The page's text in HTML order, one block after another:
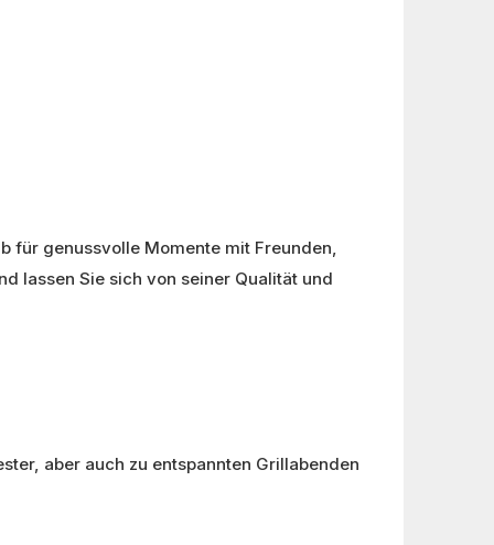
für genussvolle Momente mit Freunden,
lassen Sie sich von seiner Qualität und
aber auch zu entspannten Grillabenden